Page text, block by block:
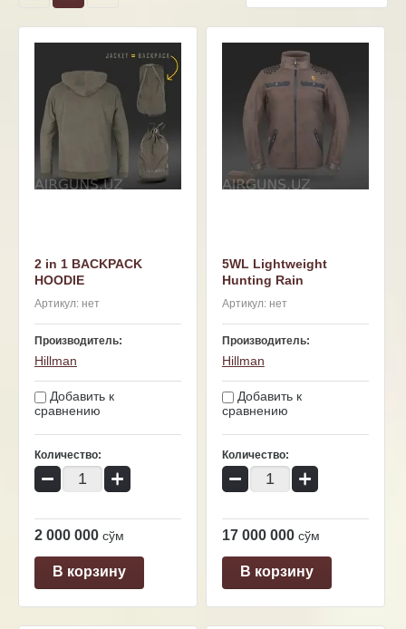
2 in 1 BACKPACK
HOODIE
Артикул: нет
Производитель:
Hillman
Добавить к
сравнению
Количество:
− +
2 000 000 сўм
В корзину
5WL Lightweight
Hunting Rain
Артикул:нет
Производитель:
Hillman
Добавить к
сравнению
Количество:
− +
17 000 000 сўм
В корзину